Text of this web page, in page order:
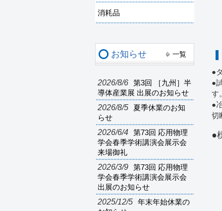
●
●
す
●
切
●
消耗品
お知らせ 一覧
2026/8/6
第3回 ［九州］半
導体産業展 出展のお知らせ
2026/8/5
夏季休業のお知
らせ
2026/6/4
第73回 応用物理
学会春季学術講演会展示会
来場御礼
2026/3/9
第73回 応用物理
学会春季学術講演会展示会
出展のお知らせ
2025/12/5
年末年始休業の